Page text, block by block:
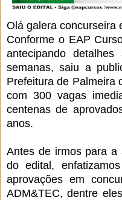
Olá galera concurseira
Conforme o EAP
antecipando
semanas, saiu a
Prefeitura de Palmeira
com 300 vagas
centenas de
anos.
Antes de irmos para a
do edital,
aprovações em
ADM&TEC, dentre